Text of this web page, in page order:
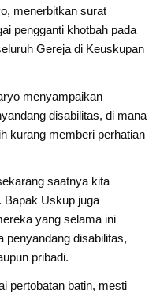
menerbitkan surat
pengganti khotbah pada
Gereja di Keuskupan
menyampaikan
disabilitas, di mana
kurang memberi perhatian
saatnya kita
Bapak Uskup juga
yang selama ini
penyandang disabilitas,
pribadi.
pertobatan batin, mesti